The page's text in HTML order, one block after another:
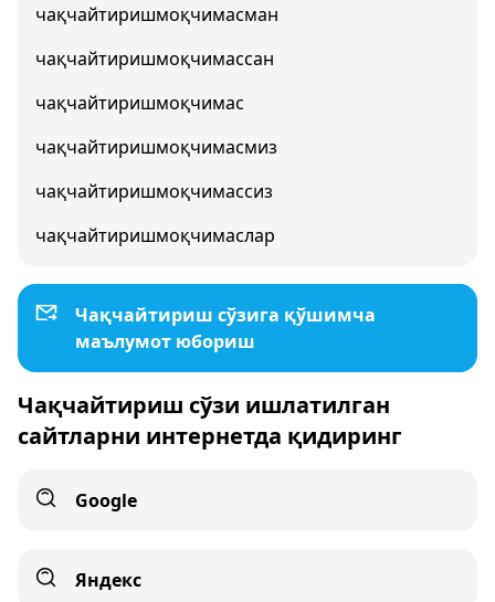
чақчайтиришмоқчимасман
чақчайтиришмоқчимассан
чақчайтиришмоқчимас
чақчайтиришмоқчимасмиз
чақчайтиришмоқчимассиз
чақчайтиришмоқчимаслар
Чақчайтириш сўзига қўшимча
маълумот юбориш
Чақчайтириш сўзи ишлатилган
сайтларни интернетда қидиринг
Google
Яндекс